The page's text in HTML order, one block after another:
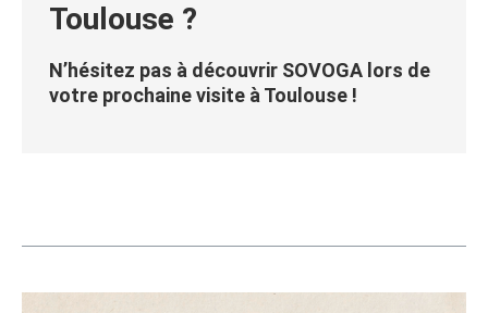
Toulouse ?
N’hésitez pas à découvrir SOVOGA lors de
votre prochaine visite à Toulouse !